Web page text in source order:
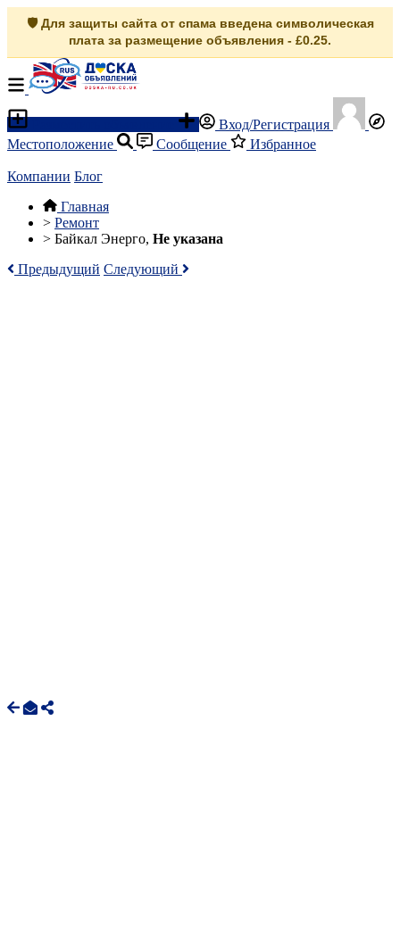
🛡️ Для защиты сайта от спама введена символическая
плата за размещение объявления - £0.25.
Вход/Регистрация
Местоположение
Сообщение Избранное
Компании Блог
Главная
> Ремонт
> Байкал Энерго, Не указана
Предыдущий Следующий